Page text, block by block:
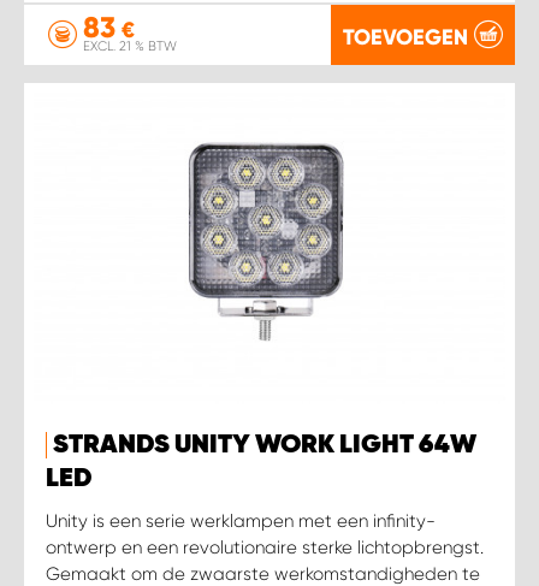
83 €
EXCL. 21 % BTW TOEVOEGEN
STRANDS UNITY WORK LIGHT 64W
LED
Unity is een serie werklampen met een infinity-
ontwerp en een revolutionaire sterke lichtopbrengst.
Gemaakt om de zwaarste werkomstandigheden te